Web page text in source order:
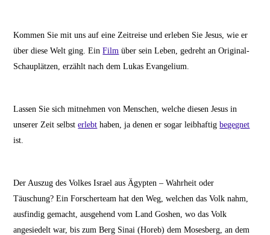
Kommen Sie mit uns auf eine Zeitreise und erleben Sie Jesus, wie er
über diese Welt ging. EinFilm über sein Leben, gedreht an Original-
Schauplätzen, erzählt nach dem Lukas Evangelium.
Lassen Sie sich mitnehmen von Menschen, welche diesen Jesus in
unserer Zeit selbsterlebt haben, ja denen er sogar leibhaftigbegegnet
ist.
Der Auszug des Volkes Israel aus Ägypten – Wahrheit oder
Täuschung? Ein Forscherteam hat den Weg, welchen das Volk nahm,
ausfindig gemacht, ausgehend vom Land Goshen, wo das Volk
angesiedelt war, bis zum Berg Sinai (Horeb) dem Mosesberg, an dem